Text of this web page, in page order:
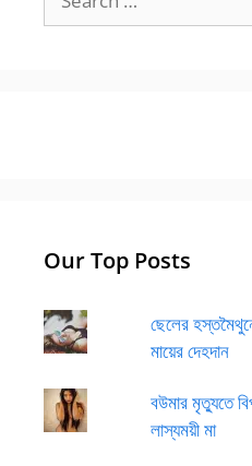
for:
Our Top Posts
ছেলের
মায়ের দেহদান
বউমার মৃত্যুতে
লাস্যময়ী মা